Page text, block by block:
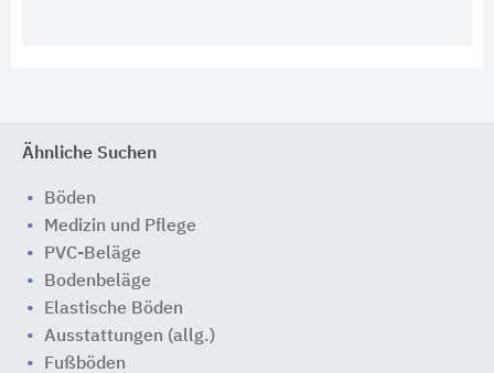
Ähnliche Suchen
Böden
Medizin und Pflege
PVC-Beläge
Bodenbeläge
Elastische Böden
Ausstattungen (allg.)
Fußböden